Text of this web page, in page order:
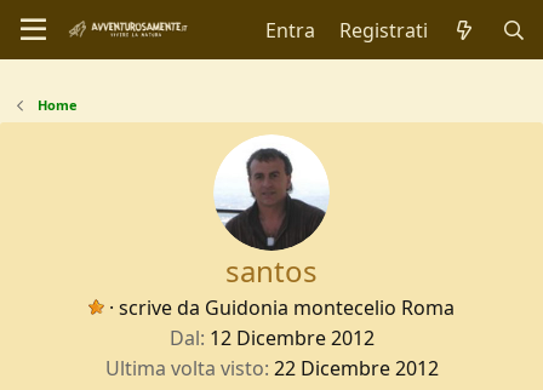
Entra Registrati
Home
santos
· scrive da Guidonia montecelio Roma
Dal 12 Dicembre 2012
Ultima volta visto 22 Dicembre 2012